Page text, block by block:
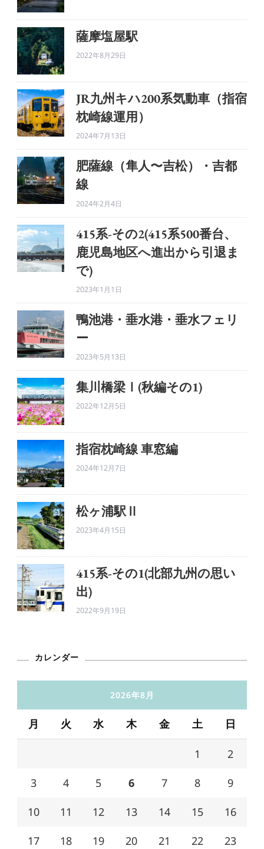
薩摩塩屋駅
2022年8月29日
JR九州キハ200系気動車（指宿
枕崎線運用）
2024年7月13日
肥薩線（隼人〜吉松）・吉都
線
2024年2月4日
415系-その2(415系500番台、
鹿児島地区へ進出から引退ま
で)
2023年1月1日
鴨池港・垂水港・垂水フェリ
ー
2023年5月13日
集川橋梁Ⅰ(秋編その1)
2022年12月5日
指宿枕崎線 車窓編
2024年12月7日
松ヶ浦駅Ⅱ
2023年4月15日
415系-その1(北部九州の思い
出)
2022年9月19日
カレンダー
2026年8月
月 火 水 木 金 土 日
1 2
3 4 5 6 7 8 9
10 11 12 13 14 15 16
17 18 19 20 21 22 23